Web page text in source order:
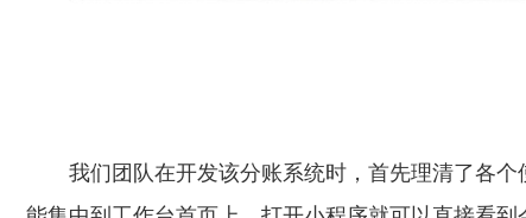
我们团队在开发该分账系统时，首先理清了各